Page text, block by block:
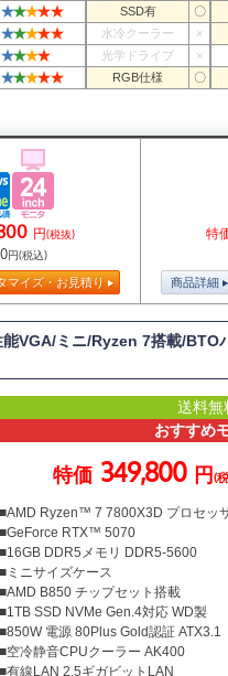
★★★★★ SSD有 〇
★★★★★ 水冷クーラー ×
★★★★ 光学ドライブ ×
★★★★★ RGB仕様 〇
円(税抜)
円(税込)
マイズ・お見積り
特
商品詳細
VGA/ミニ/Ryzen 7搭載/BTO
送料無
おすすめ
特価 349,800 円(
■AMD Ryzen™ 7 7800X3D プロセッ
■GeForce RTX™ 5070
■16GB DDR5メモリ DDR5-5600
■ミニサイズケース
■AMD B850 チップセット搭載
■1TB SSD NVMe Gen.4対応 WD製
■850W 電源 80Plus Gold認証 ATX3.1
■空冷静音CPUクーラー AK400
■有線LAN 2.5ギガビットLAN